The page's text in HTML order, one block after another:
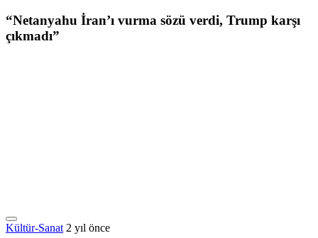
“Netanyahu İran’ı vurma sözü verdi, Trump karşı
çıkmadı”
Kültür-Sanat 2 yıl önce